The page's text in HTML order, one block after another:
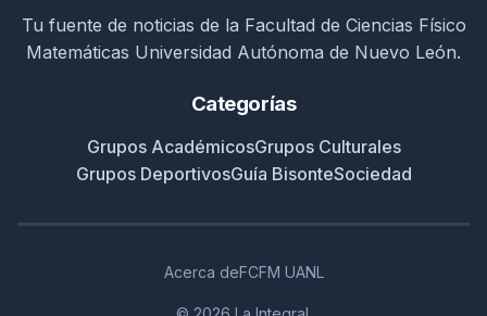
Tu fuente de noticias de la Facultad de Ciencias Físico
Matemáticas Universidad Autónoma de Nuevo León.
Categorías
Grupos AcadémicosGrupos Culturales
Grupos DeportivosGuía BisonteSociedad
Acerca deFCFM UANL